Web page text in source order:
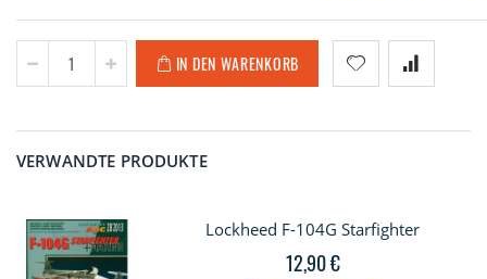
IN DEN WARENKORB
VERWANDTE PRODUKTE
Lockheed F-104G Starfighter
12,90 €